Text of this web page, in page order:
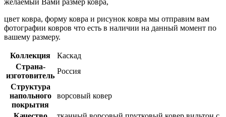
желаемый Вами размер ковра,
цвет ковра, форму ковра и рисунок ковра мы отправим вам
фотографии ковров что есть в наличии на данный момент по
вашему размеру.
Коллекция
Каскад
Страна-
изготовитель
Россия
Структура
напольного
покрытия
ворсовый ковер